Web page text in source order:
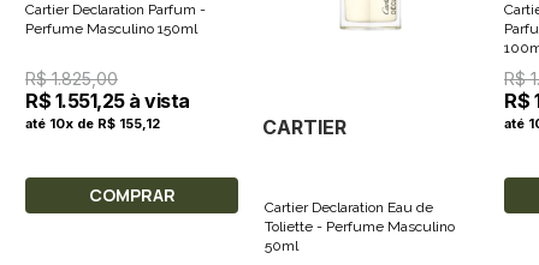
Cartier Declaration Parfum -
Perfume Masculino 150ml
R$ 1.825,00
R$ 1.551,25 à vista
até 10x de R$ 155,12
COMPRAR
CARTIER
Cartier Declaration Eau de
Toliette - Perfume Masculino
50ml
R$
R$
até